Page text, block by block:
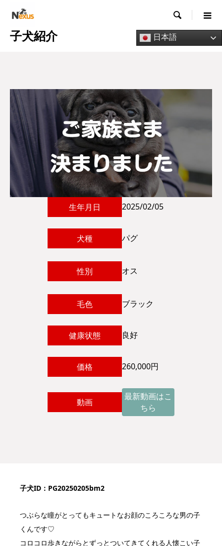
日本語

子犬紹介
生年月日 2025/02/05
犬種 パグ
性別 オス
毛色 ブラック
健康状態 良好
価格 260,000円
動画
最新動画はこ
ちら
子犬ID：PG20250205bm2
つぶらな瞳がとってもキュートなお顔のころころな男の子
くんです♡
コロコロ歩きながらとずっとついてきてくれる人懐こい子